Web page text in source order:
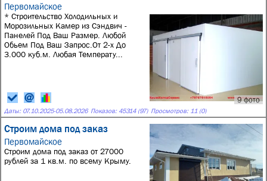
Первомайское
9 фото
* Строительство Холодильных и
Морозильных Камер из Сэндвич -
Панелей Под Ваш Размер. Любой
Обьем Под Ваш Запрос.От 2-х До
3.000 куб.м. Любая Температу...
Даты: 07.10.2025-05.08.2026 Показов: 45314 (97) Просмотров: 11 (0)
Строим дома под заказ
Первомайское
Строим дома под заказ от 27000
рублей за 1 кв.м. по всему Крыму.